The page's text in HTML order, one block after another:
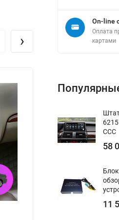
›
On-line
Оплата
картами
CCC
58
11